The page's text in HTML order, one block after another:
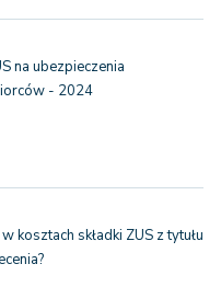
na ubezpieczenia
- 2024
kosztach składki ZUS z tytułu